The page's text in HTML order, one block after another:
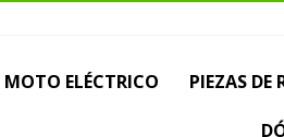
MOTO ELÉCTRICO PIEZAS DE